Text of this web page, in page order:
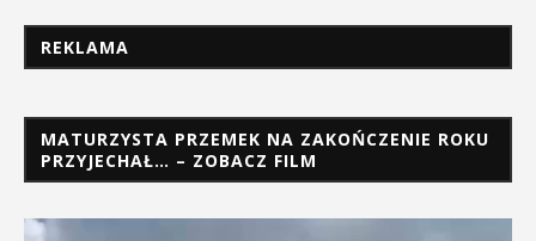
REKLAMA
MATURZYSTA PRZEMEK NA ZAKOŃCZENIE ROKU
PRZYJECHAŁ… – ZOBACZ FILM
Odtwarzacz